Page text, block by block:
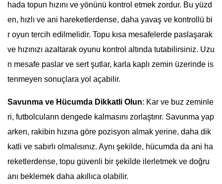
hada topun hızını ve yönünü kontrol etmek zordur. Bu yüzd
en, hızlı ve ani hareketlerdense, daha yavaş ve kontrollü bi
r oyun tercih edilmelidir. Topu kısa mesafelerde paslaşarak
ve hızınızı azaltarak oyunu kontrol altında tutabilirsiniz. Uzu
n mesafe paslar ve sert şutlar, karla kaplı zemin üzerinde is
tenmeyen sonuçlara yol açabilir.
Savunma ve Hücumda Dikkatli Olun: Kar ve buz zeminle
ri, futbolcuların dengede kalmasını zorlaştırır. Savunma yap
arken, rakibin hızına göre pozisyon almak yerine, daha dik
katli ve sabırlı olmalısınız. Aynı şekilde, hücumda da ani ha
reketlerdense, topu güvenli bir şekilde ilerletmek ve doğru
anı beklemek daha akıllıca olabilir.